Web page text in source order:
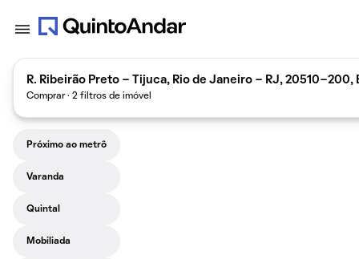
R. Ribeirão Preto - Tijuca, Rio de Janeiro - RJ, 20510-200,
Comprar · 2 filtros de imóvel
Próximo ao metrô
Varanda
Quintal
Mobiliada